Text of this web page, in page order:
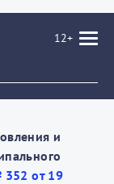
12+
и
от 19